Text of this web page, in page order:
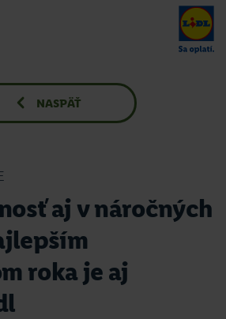
NASPÄŤ
aj v náročných
roka je aj